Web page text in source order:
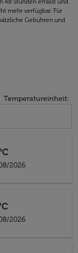
48 Stunden erfasst und
mehr verfügbar. Für
Gebühren und
Temperatureinheit:
2026
2026